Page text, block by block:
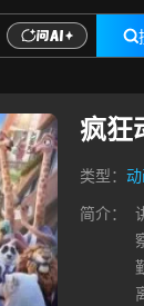
疯狂
类型：
简介：